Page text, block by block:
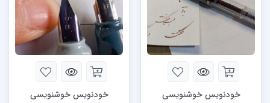
خودنویس خوشنویسی
خودنویس خوشنویسی